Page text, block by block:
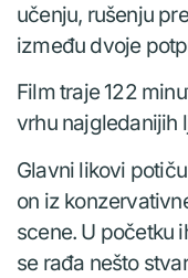
učenju, rušenju
između dvoje
Film traje 122
vrhu najgledanijih
Glavni likovi
on iz
scene. U početku
se rađa nešto